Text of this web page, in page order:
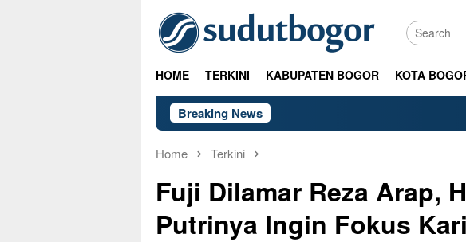
content
HOME TERKINI KABUPATEN BOGOR KOTA
Breaking News
Home Terkini
Fuji Dilamar Reza Arap,
Putrinya Ingin Fokus